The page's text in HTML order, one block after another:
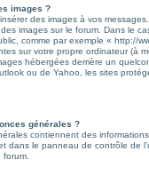
images ?
des images à vos
images sur le forum. Dans le
comme par exemple « http://
sur votre propre ordinateur (à
hébergées derrière un
ou de Yahoo, les sites
générales ?
contiennent des
dans le panneau de contrôle de